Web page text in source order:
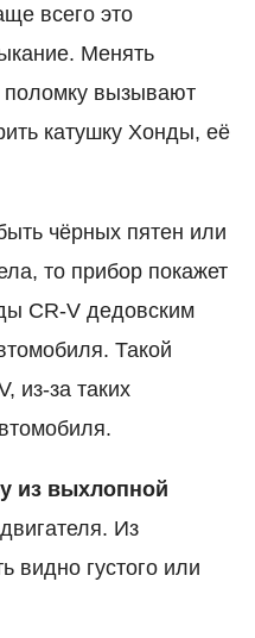
всего это
Менять
поломку вызывают
катушку Хонды, её
чёрных пятен или
то прибор покажет
CR-V дедовским
Такой
из-за таких
из выхлопной
Из
видно густого или